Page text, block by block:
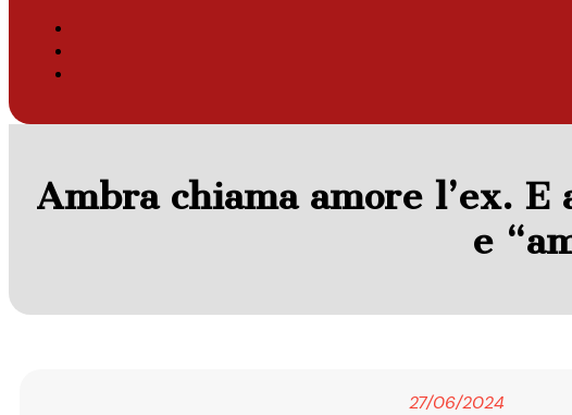
Ambra chiama amore l’ex.
e
27/06/2024